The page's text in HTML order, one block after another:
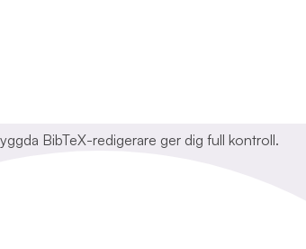
BibTeX-redigerare ger dig full kontroll.